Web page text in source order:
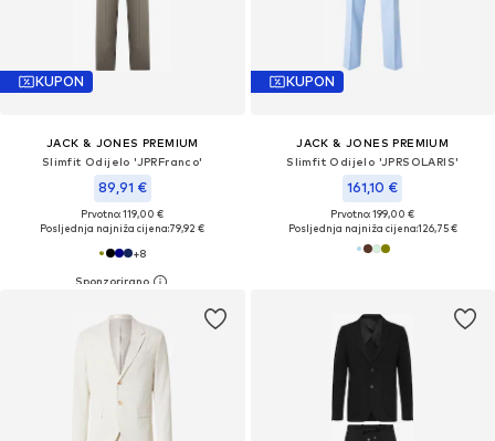
KUPON
JACK & JONES PREMIUM
Slimfit Odijelo 'JPRFranco'
89,91 €
Prvotno: 119,00 €
Posljednja najniža cijena:79,92 €
+8
KUPON
JACK & JONES PREMIUM
Slimfit Odijelo 'JPRSOLARIS'
161,10 €
Prvotno: 199,00 €
Posljednja najniža cijena:126,75 €